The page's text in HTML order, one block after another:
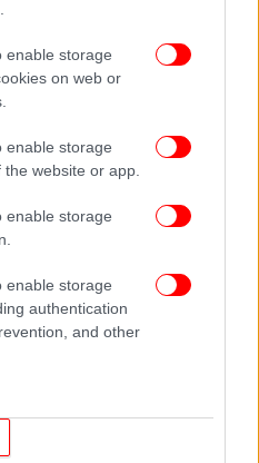
enable storage
on web or
enable storage
website or app.
enable storage
enable storage
authentication
and other